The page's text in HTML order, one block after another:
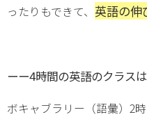
ったりもできて、 英語の伸
ーー4時間の英語のクラス
ボキャブラリー（語彙）2